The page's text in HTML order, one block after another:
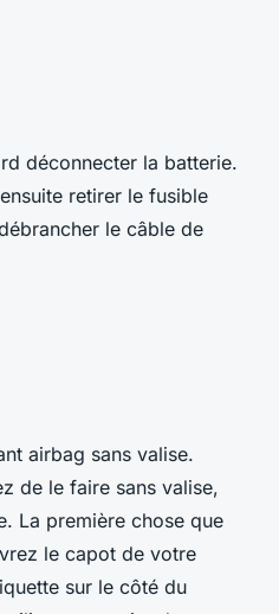
déconnecter la batterie.
retirer le fusible
le câble de
airbag sans valise.
de le faire sans valise,
La première chose que
le capot de votre
sur le côté du